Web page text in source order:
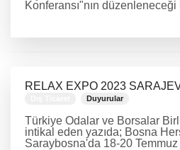
Konferansı"nın
RELAX EXPO 2023
Duyurular
Türkiye Odalar ve Borsalar
intikal eden yazıda; Bosna
Saraybosna'da 18-20